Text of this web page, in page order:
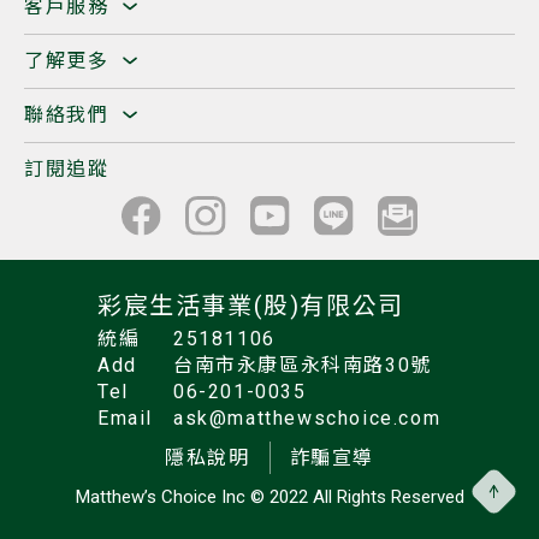
客戶服務
了解更多
聯絡我們
訂閱追蹤
彩宸生活事業(股)有限公司
統編
25181106
Add
台南市永康區永科南路30號
Tel
06-201-0035
Email
ask@matthewschoice.com
隱私說明
詐騙宣導
Matthew’s Choice Inc © 2022 All Rights Reserved